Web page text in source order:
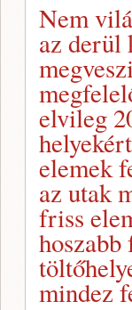
Nem
az derül
elvileg
elemek
az utak
friss
mindez